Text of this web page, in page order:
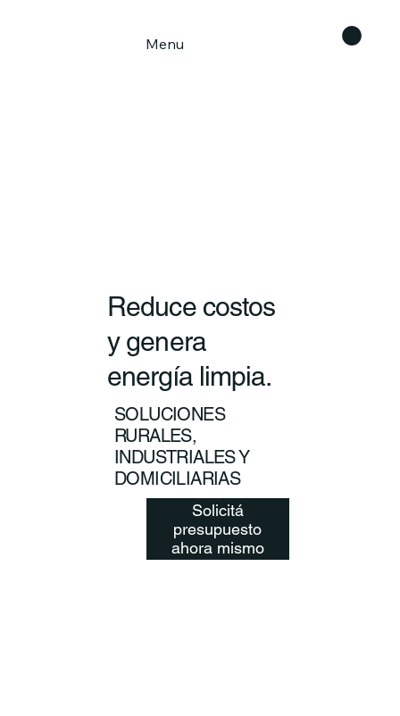
Menu
Reduce costos
y genera
energía limpia.
SOLUCIONES
RURALES,
INDUSTRIALES Y
DOMICILIARIAS
Solicitá
presupuesto
ahora mismo